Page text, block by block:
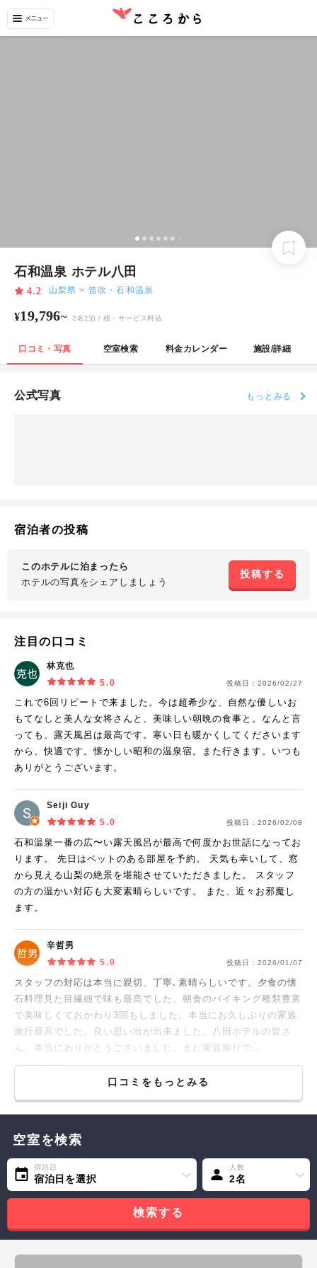
石和温泉 ホテル八田
4.2 山梨県 > 笛吹・石和温泉
¥19,796~ 2名1泊 / 税・サービス料込
口コミ・写真 空室検索 料金カレンダー 施設/詳細
公式写真 もっとみる
宿泊者の投稿
このホテルに泊まったら
ホテルの写真をシェアしましょう
投稿する
注目の口コミ
林克也
5.0
投稿日： 2026/02/27
これで6回リピートで来ました。今は超希少な、自然な優しいお
もてなしと美人な女将さんと、美味しい朝晩の食事と。なんと言
っても、露天風呂は最高です。寒い日も暖かくしてくださいます
から、快適です。懐かしい昭和の温泉宿。また行きます。いつも
ありがとうございます。
Seiji Guy
5.0
投稿日： 2026/02/08
石和温泉一番の広〜い露天風呂が最高で何度かお世話になってお
ります。 先日はベットのある部屋を予約。 天気も幸いして、窓
から見える山梨の絶景を堪能させていただきました。 スタッフ
の方の温かい対応も大変素晴らしいです。 また、近々お邪魔し
ます。
辛哲男
5.0
投稿日： 2026/01/07
スタッフの対応は本当に親切、丁寧､素晴らしいです。夕食の懐
石料理見た目繊細で味も最高でした。朝食のバイキング種類豊富
で美味しくておかわり3回もしました。本当にお久しぶりの家族
旅行最高でした。良い思い出が出来ました。八田ホテルの皆さ
ん、本当にありがとうございました。まだ家族旅行で…
続きをみる...
口コミをもっとみる
空室を検索
宿泊日
宿泊日を選択
人数
2名
検索する